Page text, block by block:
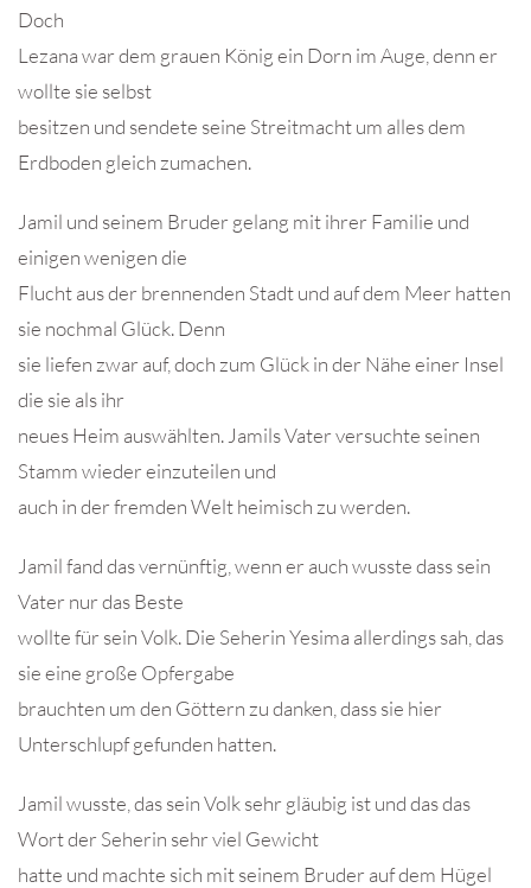
Doch
Lezana war dem grauen König ein Dorn im Auge, denn er
wollte sie selbst
besitzen und sendete seine Streitmacht um alles dem
Erdboden gleich zumachen.
Jamil und seinem Bruder gelang mit ihrer Familie und
einigen wenigen die
Flucht aus der brennenden Stadt und auf dem Meer hatten
sie nochmal Glück. Denn
sie liefen zwar auf, doch zum Glück in der Nähe einer Insel
die sie als ihr
neues Heim auswählten. Jamils Vater versuchte seinen
Stamm wieder einzuteilen und
auch in der fremden Welt heimisch zu werden.
Jamil fand das vernünftig, wenn er auch wusste dass sein
Vater nur das Beste
wollte für sein Volk. Die Seherin Yesima allerdings sah, das
sie eine große Opfergabe
brauchten um den Göttern zu danken, dass sie hier
Unterschlupf gefunden hatten.
Jamil wusste, das sein Volk sehr gläubig ist und das das
Wort der Seherin sehr viel Gewicht
hatte und machte sich mit seinem Bruder auf dem Hügel